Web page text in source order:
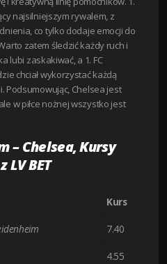
najsilniejszym rywalem, z
co tylko dodaje emocji do
zatem śledzić każdy ruch i
lubi zaskakiwać, a 1. FC
chciał wykorzystać każdą
Podsumowując, Chelsea jest
w piłce nożnej wszystko jest
– Chelsea, Kursy
LV BET
Kurs
7.40
4.55